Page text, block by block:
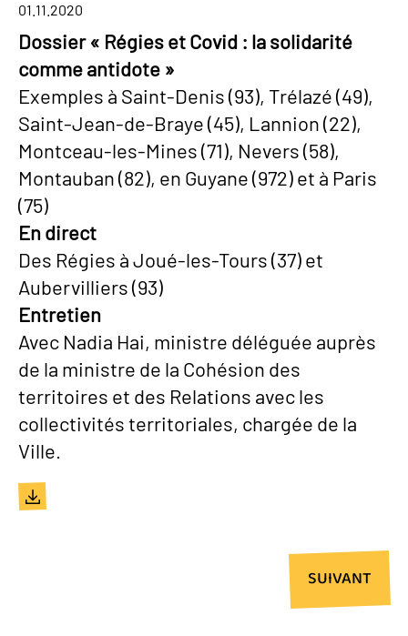
01.11.2020
Dossier « Régies et Covid : la solidarité
comme antidote »
Exemples à Saint-Denis (93), Trélazé (49),
Saint-Jean-de-Braye (45), Lannion (22),
Montceau-les-Mines (71), Nevers (58),
Montauban (82), en Guyane (972) et à Paris
(75)
En direct
Des Régies à Joué-les-Tours (37) et
Aubervilliers (93)
Entretien
Avec Nadia Hai, ministre déléguée auprès
de la ministre de la Cohésion des
territoires et des Relations avec les
collectivités territoriales, chargée de la
Ville.
Document
PAGE
SUIVANT